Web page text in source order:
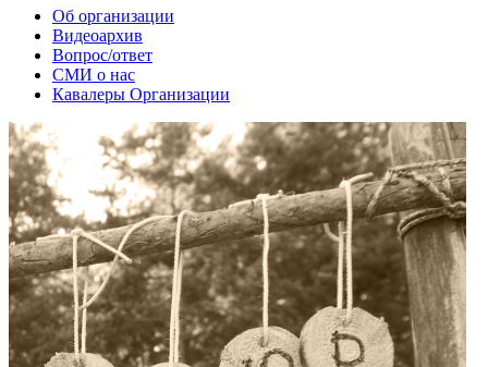
Об организации
Видеоархив
Вопрос/ответ
СМИ о нас
Кавалеры Организации